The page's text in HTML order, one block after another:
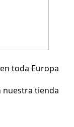
toda Europa
nuestra tienda